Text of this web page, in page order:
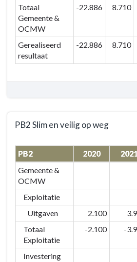
weggebruiker
Totaal
Gemeente &
OCMW
-22.886 8.710
Gerealiseerd
resultaat
-22.886 8.710
PB2 Slim en veilig op weg
naar
navigatie
PB
Duurzaam
mobiel
Doelstellingen
PB2 2020 2021
Gemeente &
OCMW
Exploitatie
Uitgaven
2.100
Totaal
Exploitatie
-2.100 -
Investering